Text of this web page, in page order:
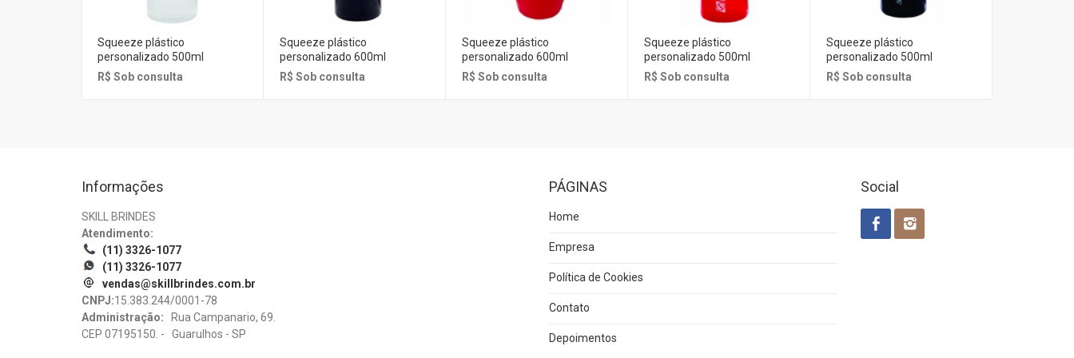
Squeeze plástico
personalizado 500ml
R$ Sob consulta
Squeeze plástico
personalizado 600ml
R$ Sob consulta
Squeeze plástico
personalizado 600ml
R$ Sob consulta
Squeeze plástico
personalizado 500ml
R$ Sob consulta
Squeeze plástico
personalizado 500ml
R$ Sob consulta
Informações
SKILL BRINDES
Atendimento:
(11) 3326-1077
(11) 3326-1077
vendas@skillbrindes.com.br
CNPJ:15.383.244/0001-78
Administração: Rua Campanario, 69.
CEP 07195150. - Guarulhos - SP
PÁGINAS
Home
Empresa
Política de Cookies
Contato
Depoimentos
Social